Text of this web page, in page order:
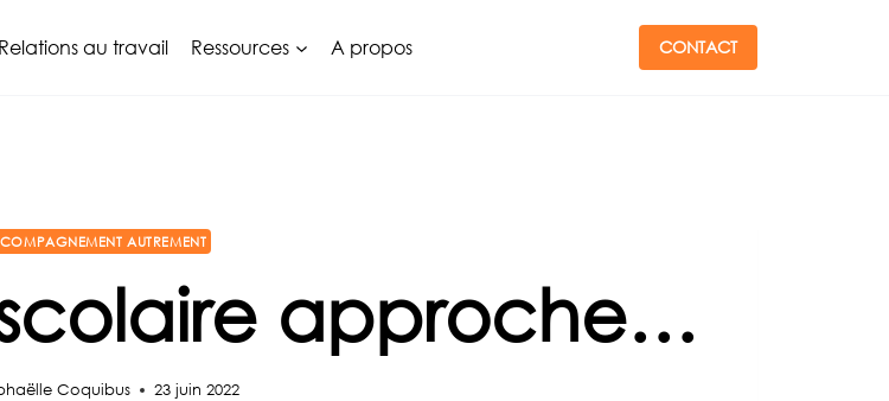
Relations au travail Ressources A propos CONTACT
AUTREMENT
approche…
Coquibus 23 juin 2022